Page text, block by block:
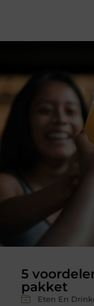
5
pakket
Eten En